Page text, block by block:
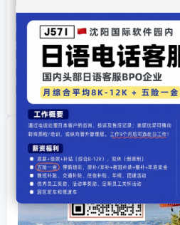
日语童话故事：卖火柴的小女孩（4）
日语童话故事：卖火柴的小女孩（3）
日语童话故事：卖火柴的小女孩（2）
日语童话故事：卖火柴的小女孩（1）
日语童话故事：イソップ物語